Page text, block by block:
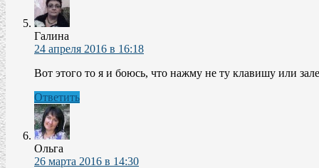
Галина
24 апреля 2016 в 16:18
Вот этого то я и боюсь, что нажму не ту клавишу или
Ответить
Ольга
26 марта 2016 в 14:30